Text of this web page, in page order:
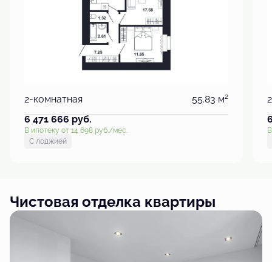
2-комнатная 55.83 м2
6 471 666 руб.
В ипотеку от 14 698 руб./мес.
С лоджией
Чистовая отделка квартиры